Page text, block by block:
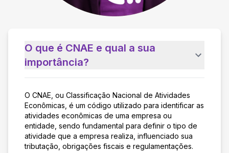
O que é CNAE e qual a sua
importância?
O CNAE, ou Classificação Nacional de Atividades
Econômicas, é um código utilizado para identificar as
atividades econômicas de uma empresa ou
entidade, sendo fundamental para definir o tipo de
atividade que a empresa realiza, influenciado sua
tributação, obrigações fiscais e regulamentações.